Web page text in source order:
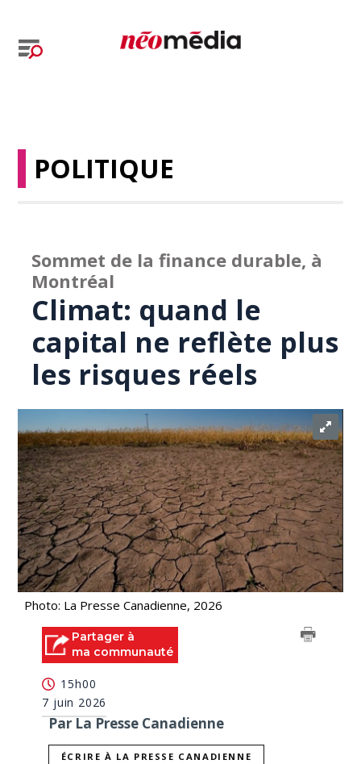
POLITIQUE
Sommet de la finance durable, à
Montréal
Climat: quand le
capital ne reflète plus
les risques réels
Photo: La Presse Canadienne, 2026
Partager à
ma communauté
15h00
7 juin 2026
Par La Presse Canadienne
ÉCRIRE À LA PRESSE CANADIENNE